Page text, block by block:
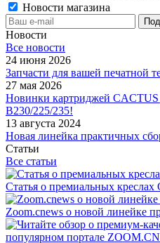
Новости магазина
Новости
Все новости
24 июня 2026
Запчасти для вашей печатной
27 мая 2026
Новинки картриджей CACTUS
B230/225/235!
13 августа 2024
Новая линейка практичных
Статьи
Все статьи
Статья о премиальных
Zoom.cnews о новой линейке